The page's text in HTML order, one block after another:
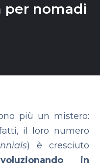
per nomadi
più un mistero:
il loro numero
) è cresciuto
in